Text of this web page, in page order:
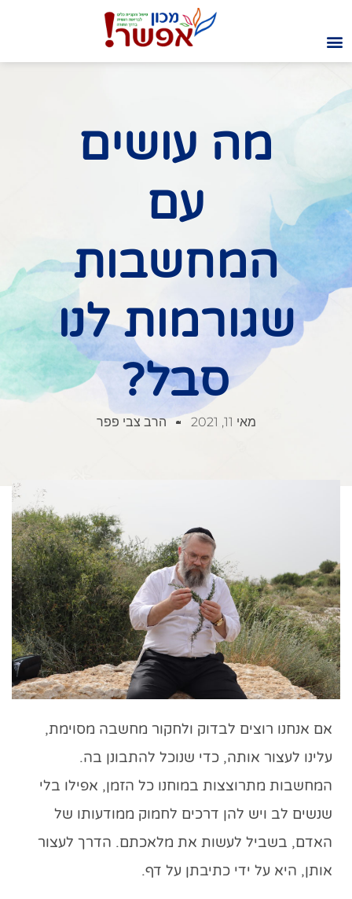
מה עושים
עם
המחשבות
שגורמות לנו
סבל?
מאי 11, 2021 הרב צבי פפר
אם אנחנו רוצים לבדוק ולחקור מחשבה מסוימת,
עלינו לעצור אותה, כדי שנוכל להתבונן בה.
המחשבות מתרוצצות במוחנו כל הזמן, אפילו בלי
שנשים לב ויש להן דרכים לחמוק ממודעותו של
האדם, בשביל לעשות את מלאכתם. הדרך לעצור
אותן, היא על ידי כתיבתן על דף.